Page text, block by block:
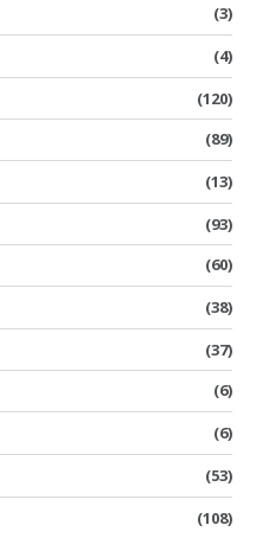
(3)
(4)
(120)
(89)
(13)
(93)
(60)
(38)
(37)
(6)
(6)
(53)
(108)